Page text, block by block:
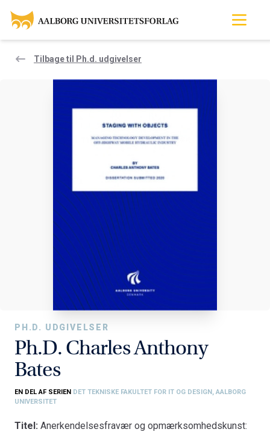
Tilbage til Ph.d. udgivelser
PH.D. UDGIVELSER
Ph.D. Charles Anthony
Bates
EN DEL AF SERIEN DET TEKNISKE FAKULTET FOR IT OG DESIGN, AALBORG
UNIVERSITET
Titel: Anerkendelsesfravær og opmærksomhedskunst: